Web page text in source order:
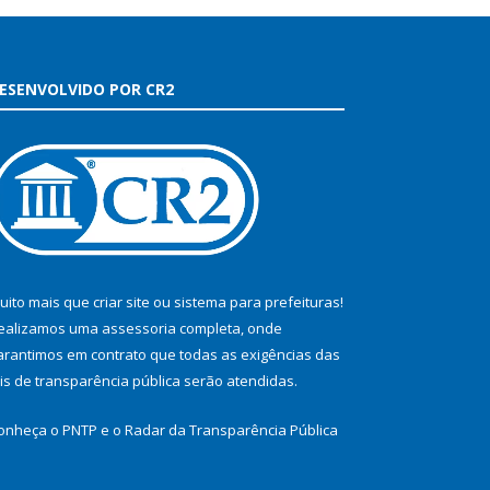
POR CR2
mais que criar site ou sistema para prefeituras!
uma assessoria completa, onde
em contrato que todas as exigências das
de transparência pública serão atendidas.
o PNTP e o Radar da Transparência Pública